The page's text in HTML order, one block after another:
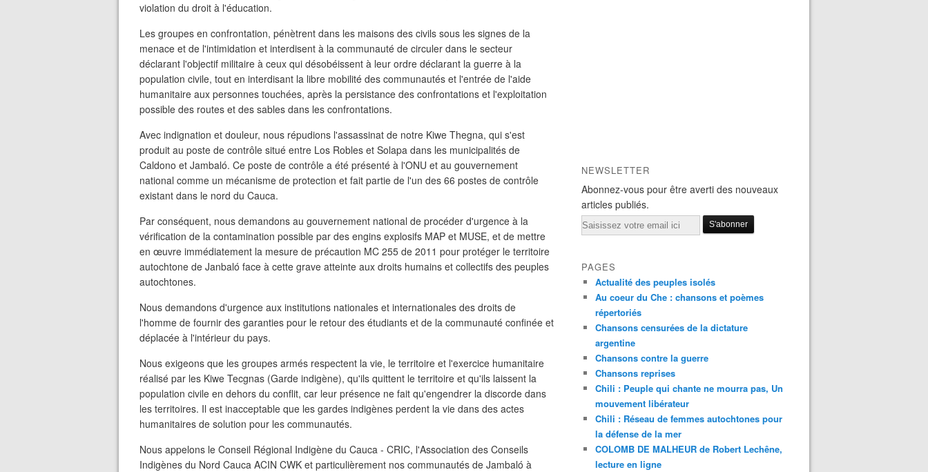
violation du droit à l'éducation.
Les groupes en confrontation, pénètrent dans les maisons des civils sous les signes de la
menace et de l'intimidation et interdisent à la communauté de circuler dans le secteur
déclarant l'objectif militaire à ceux qui désobéissent à leur ordre déclarant la guerre à la
population civile, tout en interdisant la libre mobilité des communautés et l'entrée de l'aide
humanitaire aux personnes touchées, après la persistance des confrontations et l'exploitation
possible des routes et des sables dans les confrontations.
Avec indignation et douleur, nous répudions l'assassinat de notre Kiwe Thegna, qui s'est
produit au poste de contrôle situé entre Los Robles et Solapa dans les municipalités de
Caldono et Jambaló. Ce poste de contrôle a été présenté à l'ONU et au gouvernement
national comme un mécanisme de protection et fait partie de l'un des 66 postes de contrôle
existant dans le nord du Cauca.
Par conséquent, nous demandons au gouvernement national de procéder d'urgence à la
vérification de la contamination possible par des engins explosifs MAP et MUSE, et de mettre
en œuvre immédiatement la mesure de précaution MC 255 de 2011 pour protéger le territoire
autochtone de Janbaló face à cette grave atteinte aux droits humains et collectifs des peuples
autochtones.
Nous demandons d'urgence aux institutions nationales et internationales des droits de
l'homme de fournir des garanties pour le retour des étudiants et de la communauté confinée et
déplacée à l'intérieur du pays.
Nous exigeons que les groupes armés respectent la vie, le territoire et l'exercice humanitaire
réalisé par les Kiwe Tecgnas (Garde indigène), qu'ils quittent le territoire et qu'ils laissent la
population civile en dehors du conflit, car leur présence ne fait qu'engendrer la discorde dans
les territoires. Il est inacceptable que les gardes indigènes perdent la vie dans des actes
humanitaires de solution pour les communautés.
Nous appelons le Conseil Régional Indigène du Cauca - CRIC, l'Association des Conseils
Indigènes du Nord Cauca ACIN CWK et particulièrement nos communautés de Jambaló à
NEWSLETTER
Abonnez-vous pour être averti des nouveaux
articles publiés.
Email
PAGES
Actualité des peuples isolés
Au coeur du Che : chansons et poèmes
répertoriés
Chansons censurées de la dictature
argentine
Chansons contre la guerre
Chansons reprises
Chili : Peuple qui chante ne mourra pas, Un
mouvement libérateur
Chili : Réseau de femmes autochtones pour
la défense de la mer
COLOMB DE MALHEUR de Robert Lechêne,
lecture en ligne